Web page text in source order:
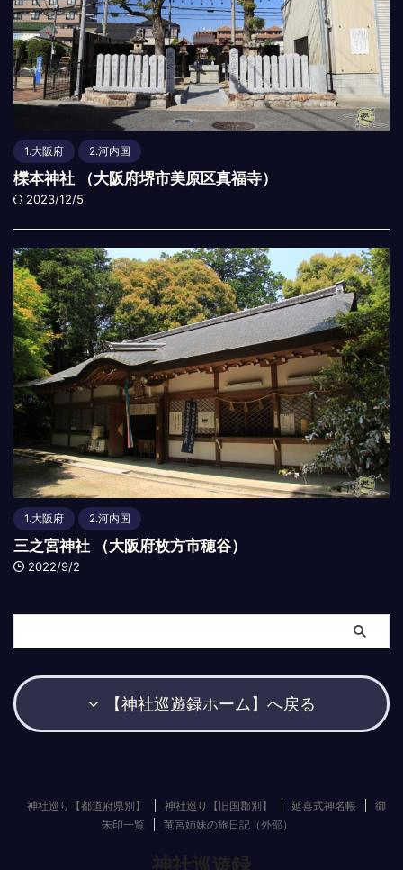
1.大阪府 2.河内国
櫟本神社 （大阪府堺市美原区真福寺）
2023/12/5
1.大阪府 2.河内国
三之宮神社 （大阪府枚方市穂谷）
2022/9/2
【神社巡遊録ホーム】へ戻る
神社巡り【都道府県別】 神社巡り【旧国郡別】 延喜式神名帳
御
朱印一覧
竜宮姉妹の旅日記（外部）